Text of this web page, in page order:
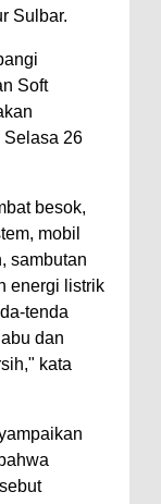
Sulbar.
Soft
Selasa 26
besok,
mobil
sambutan
energi listrik
tenda
dan
kata